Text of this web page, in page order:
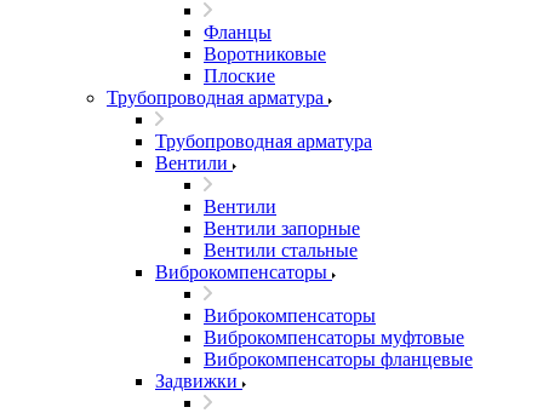
Фланцы
Воротниковые
Плоские
Трубопроводная арматура
Трубопроводная арматура
Вентили
Вентили
Вентили запорные
Вентили стальные
Виброкомпенсаторы
Виброкомпенсаторы
Виброкомпенсаторы муфтовые
Виброкомпенсаторы фланцевые
Задвижки